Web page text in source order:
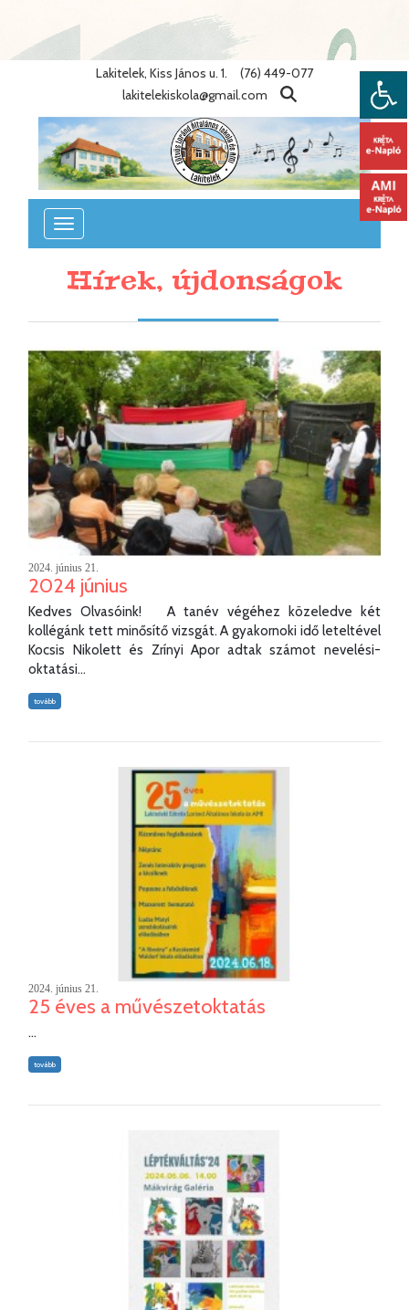
: Undefined variable $lang_id in
/home/eotvosiskola/public_html/lib/nyelvek.php on line
Lakitelek, Kiss János u. 1.
(76) 449-077
lakitelekiskola@gmail.com
Toggle
navigation
Hírek, újdonságok
2024. június 21.
2024 június
Kedves Olvasóink! A tanév végéhez közeledve két
kollégánk tett minősítő vizsgát. A gyakornoki idő leteltével
Kocsis Nikolett és Zrínyi Apor adtak számot nevelési-
oktatási...
tovább
2024. június 21.
25 éves a művészetoktatás
...
tovább